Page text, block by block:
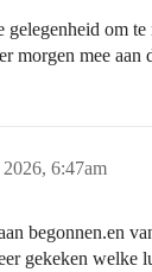
om te
morgen mee aan
6:47am
begonnen.en
gekeken welke